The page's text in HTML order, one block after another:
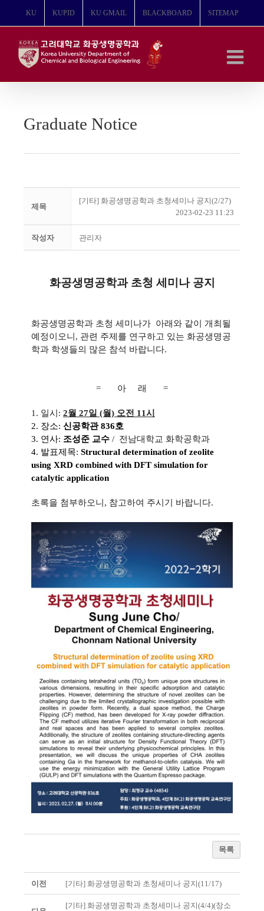
뛰
KU KUPID KU GMAIL BLACKBOARD SITEMAP
Graduate Notice
제목
[기타] 화공생명공학과 초청세미나 공지(2/27)
2023-02-23 11:23
작성자 관리자
화공생명공학과 초청 세미나 공지
화공생명공학과 초청 세미나가 아래와 같이 개최될
예정이오니, 관련 주제를 연구하고 있는 화공생명공
학과 학생들의 많은 참석 바랍니다.
= 아 래 =
1. 일시: 2월 27일 (월) 오전 11시
2. 장소: 신공학관 836호
3. 연사: 조성준 교수 / 전남대학교 화학공학과
4. 발표제목: Structural determination of zeolite
using XRD combined with DFT simulation for
catalytic application
초록을 첨부하오니, 참고하여 주시기 바랍니다.
목록
이전 [기타] 화공생명공학과 초청세미나 공지(11/17)
[기타] 화공생명공학과 초청세미나 공지(4/4)(장소